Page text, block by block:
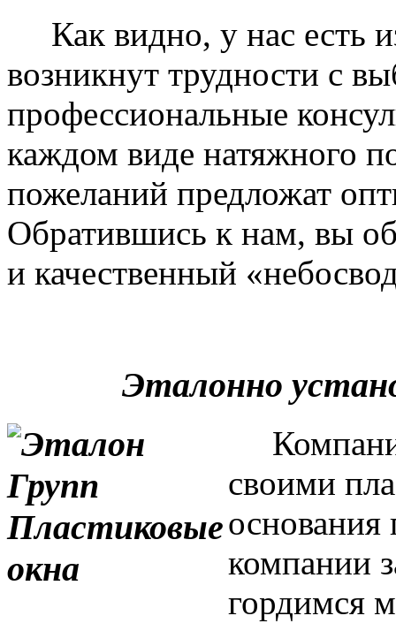
Как видно, у нас есть
возникнут трудности с
профессиональные
каждом виде натяжного
пожеланий предложат
Обратившись к нам, вы
и качественный
Эталонно
своими
основания
компании
гордимся